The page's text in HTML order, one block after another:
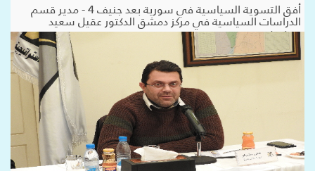
أفق التسوية السياسية في سورية بعد جنيف 4 - مدير قسم
الدراسات السياسية في مركز دمشق الدكتور عقيل سعيد
محفوض